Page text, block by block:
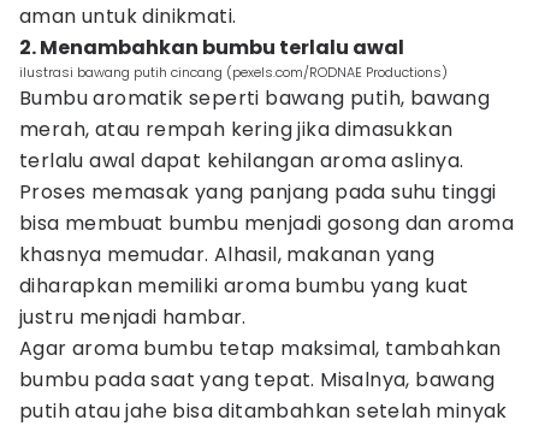
aman untuk dinikmati.
2. Menambahkan bumbu terlalu awal
ilustrasi bawang putih cincang (pexels.com/RODNAE Productions)
Bumbu aromatik seperti bawang putih, bawang
merah, atau rempah kering jika dimasukkan
terlalu awal dapat kehilangan aroma aslinya.
Proses memasak yang panjang pada suhu tinggi
bisa membuat bumbu menjadi gosong dan aroma
khasnya memudar. Alhasil, makanan yang
diharapkan memiliki aroma bumbu yang kuat
justru menjadi hambar.
Agar aroma bumbu tetap maksimal, tambahkan
bumbu pada saat yang tepat. Misalnya, bawang
putih atau jahe bisa ditambahkan setelah minyak